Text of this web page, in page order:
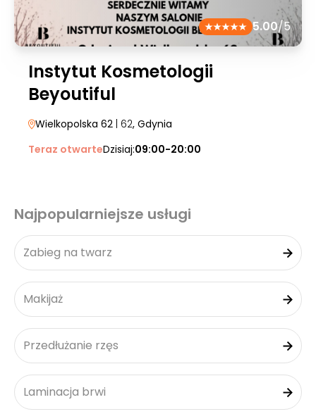
5.00/5
Instytut Kosmetologii
Beyoutiful
Wielkopolska 62 | 62, Gdynia
Teraz otwarteDzisiaj:09:00-20:00
Najpopularniejsze usługi
Zabieg na twarz
Makijaż
Przedłużanie rzęs
Laminacja brwi